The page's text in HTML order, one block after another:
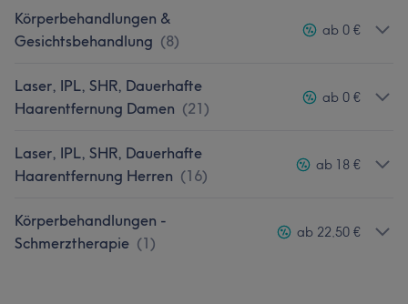
Körperbehandlungen &
Gesichtsbehandlung (8)
ab 0 €
Laser, IPL, SHR, Dauerhafte
Haarentfernung Damen (21)
ab 0 €
Laser, IPL, SHR, Dauerhafte
Haarentfernung Herren (16)
ab 18 €
Körperbehandlungen -
Schmerztherapie (1)
ab 22,50 €